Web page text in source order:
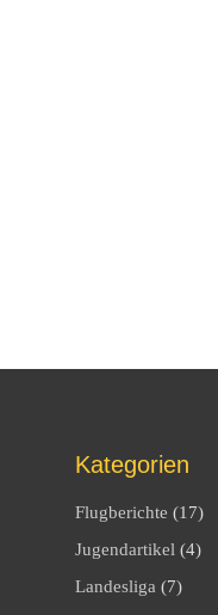
Kategorien
Flugberichte (17)
Jugendartikel (4)
Landesliga (7)